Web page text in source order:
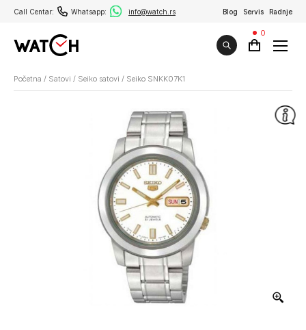
Call Centar: Whatsapp: info@watch.rs Blog Servis Radnje
0
Početna / Satovi / Seiko satovi / Seiko SNKK07K1